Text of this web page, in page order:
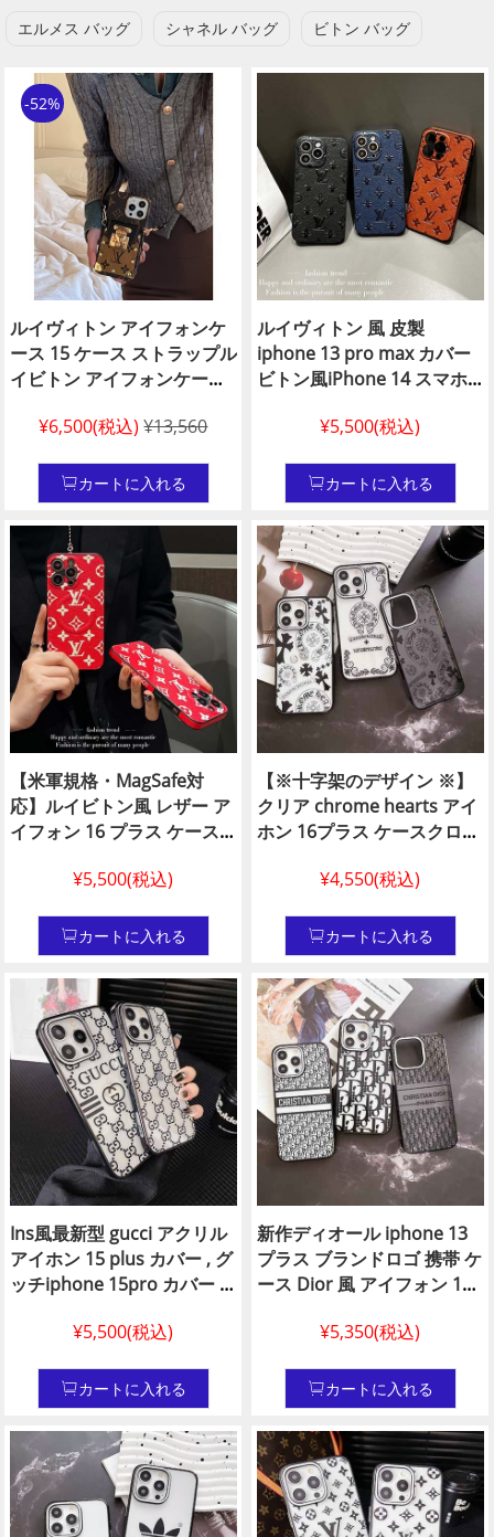
エルメス バッグ シャネル バッグ ビトン バッグ
-52%
ルイヴィトン アイフォンケ
ース 15 ケース ストラップル
イビトン アイフォンケース
ランド アイフォン 13 pro ケ
アイホンケース 14 プロ女性
愛用 ルイビトン アイホン 12
pro ケースLV iPhone 15偽
物斜め掛けカードケース付
きモバイルケース
¥6,500(税込)¥13,560
カートに入れる
ルイヴィトン 風 皮製
iphone 13 pro max カバー
ビトン風iPhone 14 スマホ
イフォーン 15 プラス ケース
13 Pro 対応 ケース 本革 レ
ザー カバー スマホケース 耐
衝撃 傷防止 指紋防止 変色な
し 豪華 ファッション （ライ
チ柄・ブラック）
¥5,500(税込)
カートに入れる
【米軍規格・MagSafe対
応】ルイビトン風 レザー ア
イフォン 16 プラス ケース
ホケース iPhone15 プロ レ
ヴィトン風マグネット
iPhone 14 plus カバーlouis
vuitton lv風 レデイース
iphone 14 プロ カバー
¥5,500(税込)
カートに入れる
【※十字架のデザイン ※】
クリア chrome hearts アイ
ホン 16プラス ケースクロム
ケース メンズ クロスハート
ケースchrome hearts スマ
ホケース iPhone 14 プラス
個性
¥4,550(税込)
カートに入れる
Ins風最新型 gucci アクリル
アイホン 15 plus カバー , グ
ッチiphone 15pro カバー 薄
スマホ ケースグッチブラン
¥5,500(税込)
カートに入れる
新作ディオール iphone 13
プラス ブランドロゴ 携帯 ケ
ース Dior 風 アイフォン 15
iphone 14 カバー 着脱簡単 ,
ス14 proディオールアイフ
ォン 14 pro maxカバー れプ
レゼント おしゃれ 大人 芸能
人 偽物
¥5,350(税込)
カートに入れる